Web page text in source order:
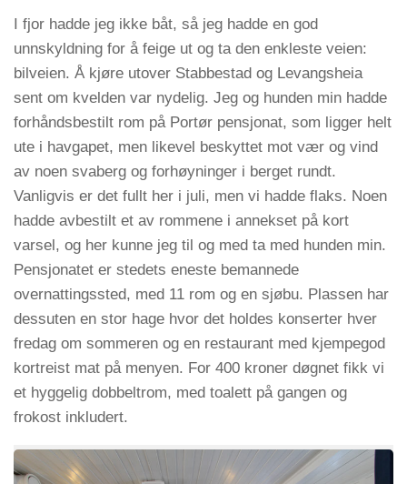
I fjor hadde jeg ikke båt, så jeg hadde en god
unnskyldning for å feige ut og ta den enkleste veien:
bilveien. Å kjøre utover Stabbestad og Levangsheia
sent om kvelden var nydelig. Jeg og hunden min hadde
forhåndsbestilt rom på Portør pensjonat, som ligger helt
ute i havgapet, men likevel beskyttet mot vær og vind
av noen svaberg og forhøyninger i berget rundt.
Vanligvis er det fullt her i juli, men vi hadde flaks. Noen
hadde avbestilt et av rommene i annekset på kort
varsel, og her kunne jeg til og med ta med hunden min.
Pensjonatet er stedets eneste bemannede
overnattingssted, med 11 rom og en sjøbu. Plassen har
dessuten en stor hage hvor det holdes konserter hver
fredag om sommeren og en restaurant med kjempegod
kortreist mat på menyen. For 400 kroner døgnet fikk vi
et hyggelig dobbeltrom, med toalett på gangen og
frokost inkludert.